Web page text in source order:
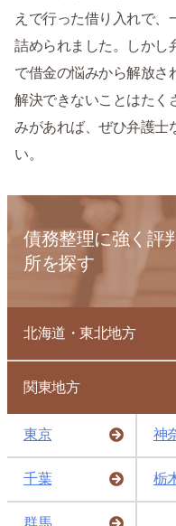
えで行った借り入れで、
詰められました。しかし
で借金の悩みから解放さ
解決できないことはたく
みがあれば、ぜひ弁護士
い。
債務整理に強く評
所を探す
北海道・東北地方
関東地方
東京 神
千葉 栃
群馬